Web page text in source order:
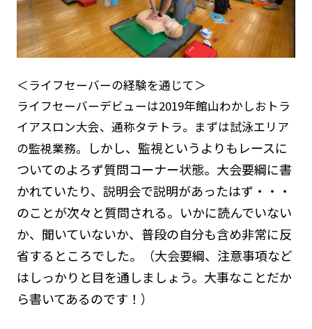
＜ライフセーバーの経験を通じて＞
ライフセーバーデビューは2019年館山わかしおトラ
イアスロン大会、通称タテトラ。まずは試泳エリア
の監視業務。
しかし、監視というよりもレースに
ついてのよろず質問コーナー状態。大会要綱に書
かれていたり、説明会で説明があったはず・・・
のことが次々と質問される。いかに読んでいない
か、聞いていないか、普段の自分も含め非常に反
省するところでした。（大会要綱、注意事項など
はしっかりと目を通しましょう。大事なことだか
ら書いてあるのです！）